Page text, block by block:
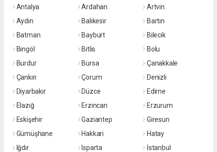
Antalya
Ardahan
Artvin
Aydın
Balıkesir
Bartın
Batman
Bayburt
Bilecik
Bingöl
Bitlis
Bolu
Burdur
Bursa
Çanakkale
Çankırı
Çorum
Denizli
Diyarbakır
Düzce
Edirne
Elazığ
Erzincan
Erzurum
Eskişehir
Gaziantep
Giresun
Gümüşhane
Hakkari
Hatay
Iğdır
Isparta
İstanbul